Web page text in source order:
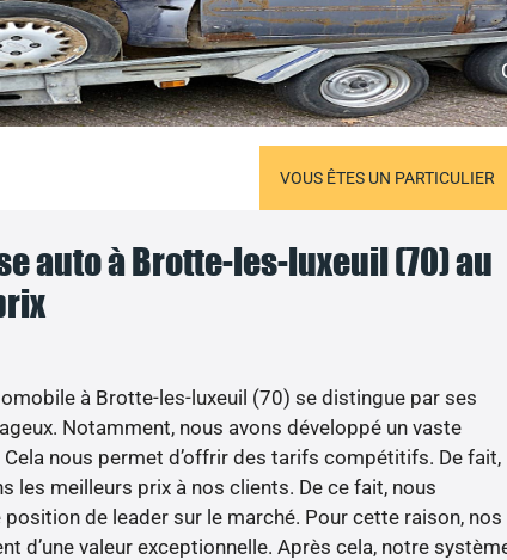
VOUS ÊTES UN PARTICULIER
auto à Brotte-les-luxeuil (70) au
à Brotte-les-luxeuil (70) se distingue par ses
Notamment, nous avons développé un vaste
Cela nous permet d’offrir des tarifs compétitifs. De fait,
les meilleurs prix à nos clients. De ce fait, nous
position de leader sur le marché. Pour cette raison, nos
d’une valeur exceptionnelle. Après cela, notre